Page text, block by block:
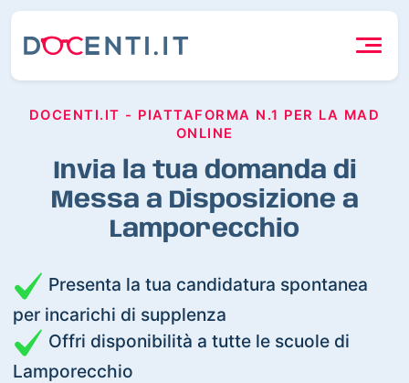
DOCENTI.IT - PIATTAFORMA N.1 PER LA MAD
ONLINE
Invia la tua domanda di
Messa a Disposizione a
Lamporecchio
Presenta la tua candidatura spontanea
per incarichi di supplenza
Offri disponibilità a tutte le scuole di
Lamporecchio